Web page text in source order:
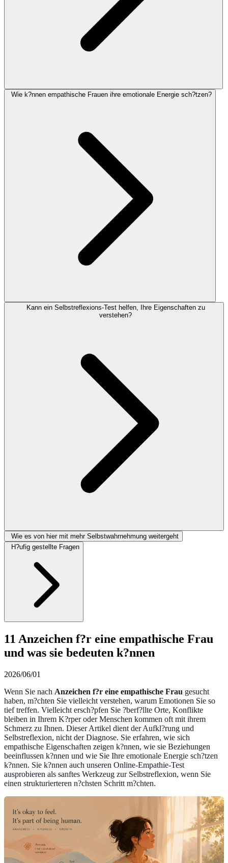
Wie k?nnen empathische Frauen ihre emotionale Energie sch?tzen?
Kann ein Selbstreflexions-Test helfen, Ihre Eigenschaften zu
verstehen?
Wie es von hier mit mehr Selbstwahrnehmung weitergeht
H?ufig gestellte Fragen
11 Anzeichen f?r eine empathische Frau
und was sie bedeuten k?nnen
2026/06/01
Wenn Sie nach Anzeichen f?r eine empathische Frau gesucht
haben, m?chten Sie vielleicht verstehen, warum Emotionen Sie so
tief treffen. Vielleicht ersch?pfen Sie ?berf?llte Orte, Konflikte
bleiben in Ihrem K?rper oder Menschen kommen oft mit ihrem
Schmerz zu Ihnen. Dieser Artikel dient der Aufkl?rung und
Selbstreflexion, nicht der Diagnose. Sie erfahren, wie sich
empathische Eigenschaften zeigen k?nnen, wie sie Beziehungen
beeinflussen k?nnen und wie Sie Ihre emotionale Energie sch?tzen
k?nnen. Sie k?nnen auch unseren Online-Empathie-Test
ausprobieren als sanftes Werkzeug zur Selbstreflexion, wenn Sie
einen strukturierteren n?chsten Schritt m?chten.